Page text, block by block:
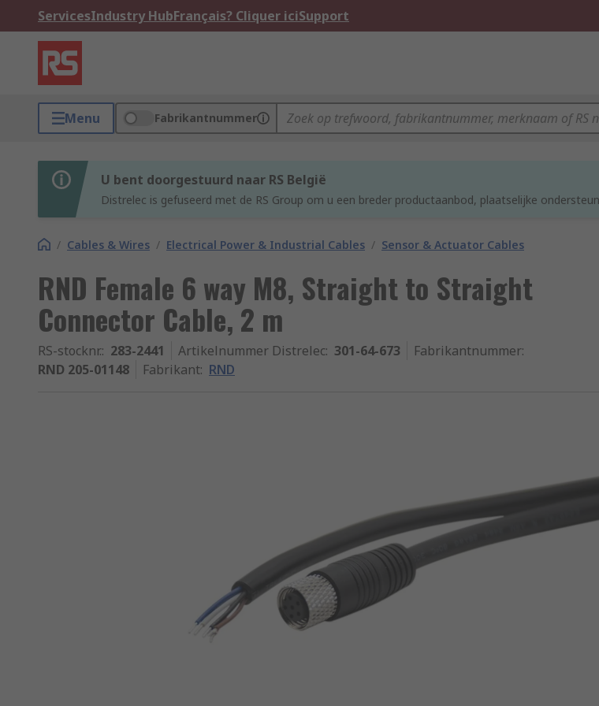
ServicesIndustry HubFrançais? Cliquer iciSupport
Menu Fabrikantnummer
U bent doorgestuurd naar RS België
Distrelec is gefuseerd met de RS Group om u een breder productaanbod, plaatselijke
/ Cables & Wires / Electrical Power & Industrial Cables / Sensor & Actuator Cables
RND Female 6 way M8, Straight to Straight
Connector Cable, 2 m
RS-stocknr.: 283-2441 Artikelnummer Distrelec: 301-64-673 Fabrikantnummer:
RND 205-01148
Fabrikant: RND